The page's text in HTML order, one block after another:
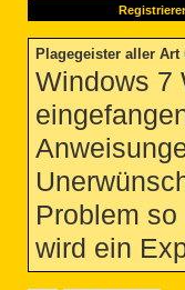
Plagegeister aller
Windows 7
Problem
wird ein